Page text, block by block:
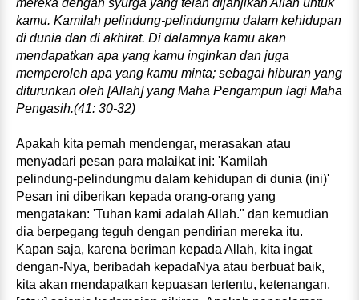
kamu. Kamilah pelindung‑pelindungmu dalam kehidupan
di dunia dan di akhirat. Di dalamnya kamu akan
mendapatkan apa yang kamu inginkan dan juga
memperoleh apa yang kamu minta; sebagai hiburan yang
diturunkan oleh [Allah] yang Maha Pengampun lagi Maha
Pengasih.(41: 30-32)
Apakah kita pemah mendengar, merasakan atau
menyadari pesan para malaikat ini: 'Kamilah
pelindung‑pelindungmu dalam kehidupan di dunia (ini)'
Pesan ini diberikan kepada orang‑orang yang
mengatakan: 'Tuhan kami adalah Allah." dan kemudian
dia berpegang teguh dengan pendirian mereka itu.
Kapan saja, karena beriman kepada Allah, kita ingat
dengan‑Nya, beribadah kepadaNya atau berbuat baik,
kita akan mendapatkan kepuasan tertentu, ketenangan,